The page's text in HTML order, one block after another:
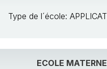
Type de l´école:
ECOLE